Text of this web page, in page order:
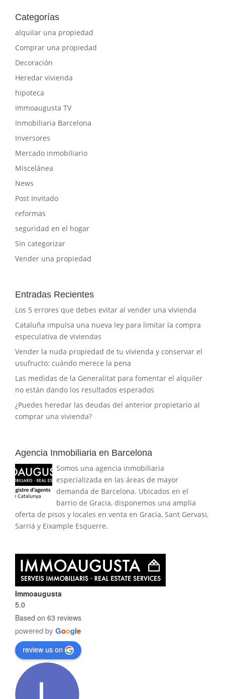
Categorías
alquilar una propiedad
Comprar una propiedad
Decoración
Heredar vivienda
hipoteca
Immoaugusta TV
Inmobiliaria Barcelona
Inversores
Mercado inmobiliario
Miscelánea
News
Post Invitado
reformas
seguridad en el hogar
Sin categorizar
Vender una propiedad
Entradas Recientes
Los 5 errores que debes evitar al vender una vivienda
Cataluña impulsa una nueva ley para limitar la compra
especulativa de viviendas
Vender la nuda propiedad de tu vivienda y conservar el
usufructo: cuándo merece la pena
Las medidas de la Generalitat para fomentar el alquiler
no están dando los resultados esperados
¿Puedes heredar las deudas del anterior propietario al
comprar una vivienda?
Agencia Inmobiliaria en Barcelona
Somos una agencia inmobiliaria
especializada en las áreas de mayor
demanda de Barcelona. Ubicados en el
barrio de Gracia, disponemos una amplia
oferta de pisos y locales en venta en Gracia, Sant Gervasi,
Sarriá y Eixample Esquerre.
Immoaugusta
5.0
Based on 63 reviews
powered by Google
review us on